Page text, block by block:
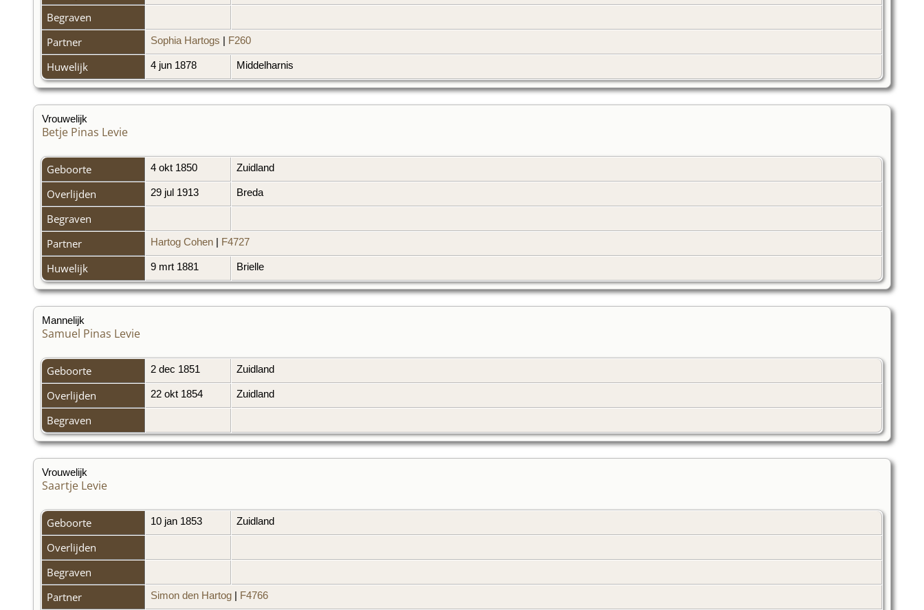
Begraven
Partner
Sophia Hartogs | F260
Huwelijk 4 jun 1878 Middelharnis
Vrouwelijk
Betje Pinas Levie
Geboorte 4 okt 1850 Zuidland
Overlijden 29 jul 1913 Breda
Begraven
Partner
Hartog Cohen | F4727
Huwelijk 9 mrt 1881 Brielle
Mannelijk
Samuel Pinas Levie
Geboorte 2 dec 1851 Zuidland
Overlijden 22 okt 1854 Zuidland
Begraven
Vrouwelijk
Saartje Levie
Geboorte 10 jan 1853 Zuidland
Overlijden
Begraven
Partner
Simon den Hartog | F4766